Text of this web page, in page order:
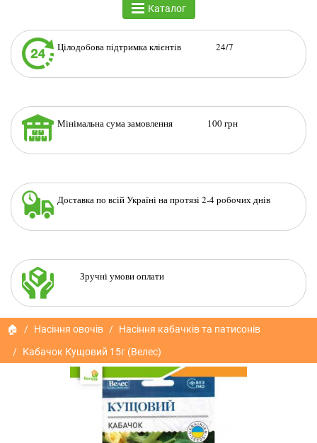
Каталог
Цілодобова підтримка клієнтів 24/7
Мінімальна сума замовлення 100 грн
Доставка по всій Україні на протязі 2-4 робочих днів
Зручні умови оплати
🏠 Насіння овочів
Насіння кабачків та патисонів
Кабачок Кущовий 15г (Велес)